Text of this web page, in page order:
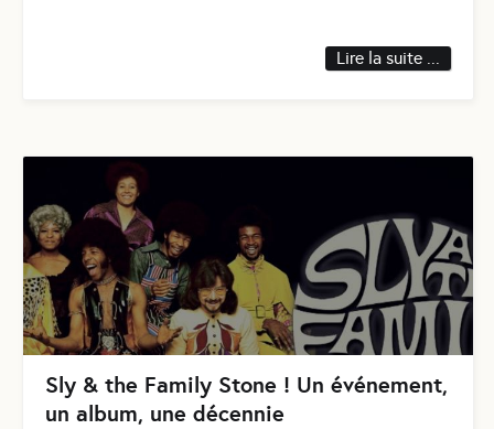
Lire la suite ...
Sly & the Family Stone ! Un événement,
un album, une décennie